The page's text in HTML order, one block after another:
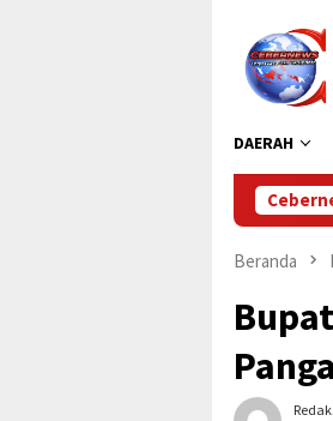
konten
DAERAH
Dinas Perhubungan
Beranda